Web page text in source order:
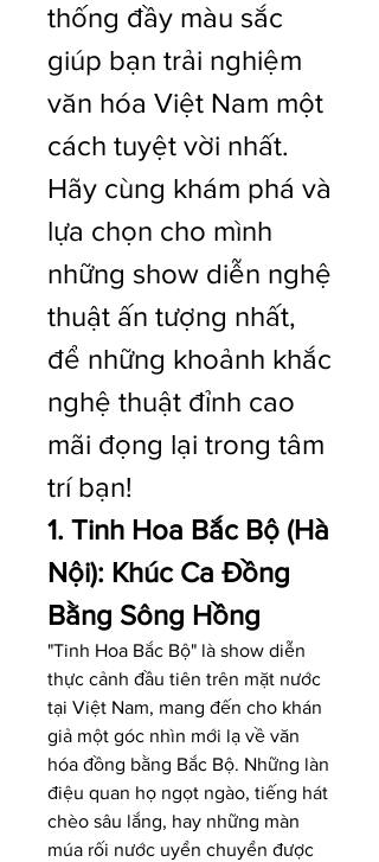
thống đầy màu sắc
giúp bạn trải nghiệm
văn hóa Việt Nam một
cách tuyệt vời nhất.
Hãy cùng khám phá và
lựa chọn cho mình
những show diễn nghệ
thuật ấn tượng nhất,
để những khoảnh khắc
nghệ thuật đỉnh cao
mãi đọng lại trong tâm
trí bạn!
1. Tinh Hoa Bắc Bộ (Hà
Nội): Khúc Ca Đồng
Bằng Sông Hồng
"Tinh Hoa Bắc Bộ" là show diễn
thực cảnh đầu tiên trên mặt nước
tại Việt Nam, mang đến cho khán
giả một góc nhìn mới lạ về văn
hóa đồng bằng Bắc Bộ. Những làn
điệu quan họ ngọt ngào, tiếng hát
chèo sâu lắng, hay những màn
múa rối nước uyển chuyển được